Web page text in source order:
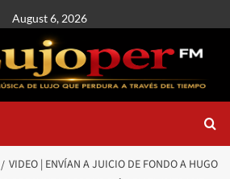
August 6, 2026
VIDEO | ENVÍAN A JUICIO DE FONDO A HUGO